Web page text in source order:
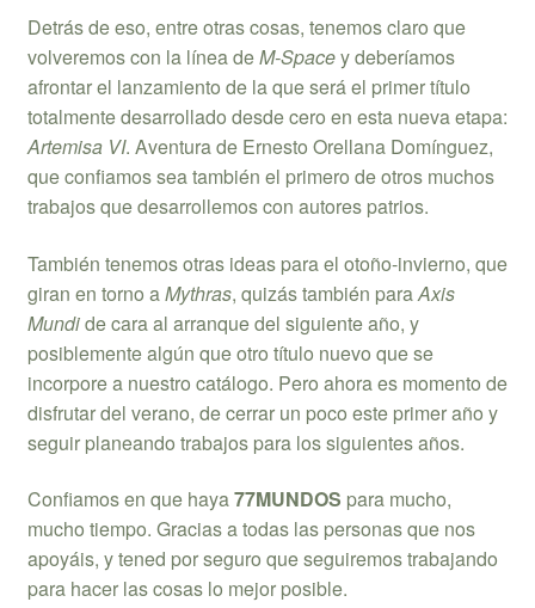
Detrás de eso, entre otras cosas, tenemos claro que
volveremos con la línea deM-Spacey deberíamos
afrontar el lanzamiento de la que será el primer título
totalmente desarrollado desde cero en esta nueva etapa:
Artemisa VI. Aventura de Ernesto Orellana Domínguez,
que confiamos sea también el primero de otros muchos
trabajos que desarrollemos con autores patrios.
También tenemos otras ideas para el otoño-invierno, que
giran en torno aMythras, quizás también paraAxis
Mundide cara al arranque del siguiente año, y
posiblemente algún que otro título nuevo que se
incorpore a nuestro catálogo. Pero ahora es momento de
disfrutar del verano, de cerrar un poco este primer año y
seguir planeando trabajos para los siguientes años.
Confiamos en que haya77MUNDOS para mucho,
mucho tiempo. Gracias a todas las personas que nos
apoyáis, y tened por seguro que seguiremos trabajando
para hacer las cosas lo mejor posible.